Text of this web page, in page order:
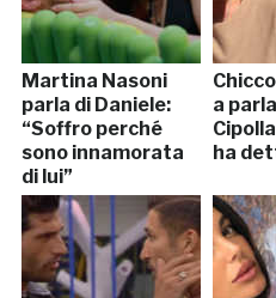
Martina Nasoni
parla di Daniele:
“Soffro perché
sono innamorata
di lui”
a
ha